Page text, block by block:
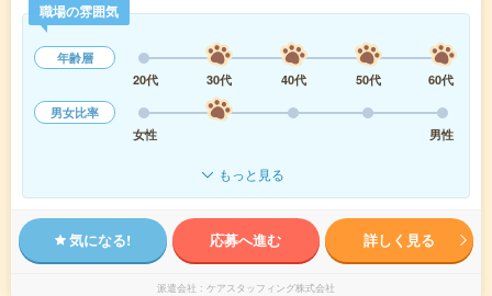
職場の雰囲気
年齢層
20代
30代 40代 50代
60代
男女比率
女性
男性
もっと見る
気になる! 応募へ進む 詳しく見る
派遣会社 ケアスタッフィング株式会社